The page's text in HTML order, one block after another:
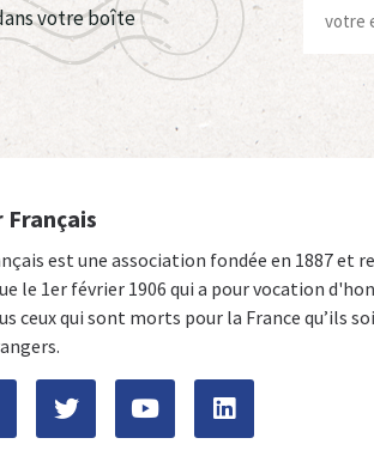
votre boîte
Français
est une association fondée en 1887 et
le 1er février 1906 qui a pour vocation
ceux qui sont morts pour la France qu’ils